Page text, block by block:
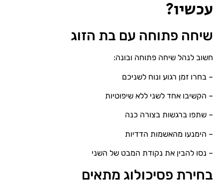
עכשיו?
שיחה פתוחה עם בת הזוג
חשוב לנהל שיחה פתוחה ובונה:
– בחרו זמן רגוע ונוח לשניכם
– הקשיבו אחד לשני ללא שיפוטיות
– שתפו ברגשות בצורה כנה
– הימנעו מהאשמות הדדיות
– נסו להבין את נקודת המבט של השני
בחירת פסיכולוג מתאים